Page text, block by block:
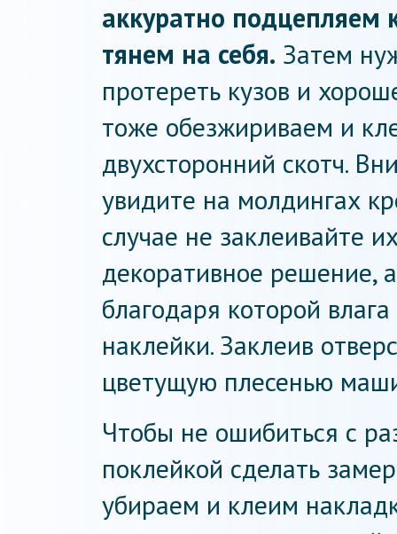
аккуратно подцепляем
тянем на себя. Затем
протереть кузов и
тоже обезжириваем и
двухсторонний скотч.
увидите на молдингах
случае не заклеивайте
декоративное решение,
благодаря которой
наклейки. Заклеив
цветущую плесенью
Чтобы не ошибиться с
поклейкой сделать
убираем и клеим